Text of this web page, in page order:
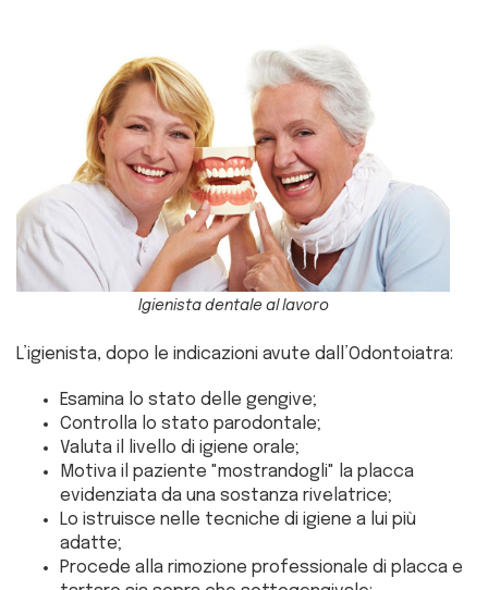
Igienista dentale al lavoro
L’igienista, dopo le indicazioni avute dall’Odontoiatra:
Esamina lo stato delle gengive;
Controlla lo stato parodontale;
Valuta il livello di igiene orale;
Motiva il paziente "mostrandogli" la placca
evidenziata da una sostanza rivelatrice;
Lo istruisce nelle tecniche di igiene a lui più
adatte;
Procede alla rimozione professionale di placca e